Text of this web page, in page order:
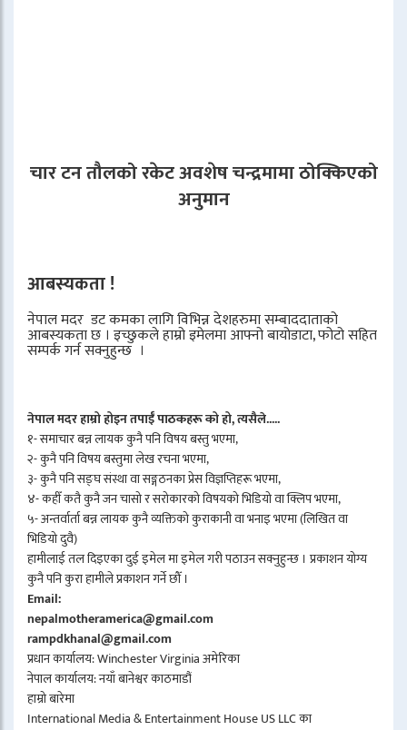
चार टन तौलको रकेट अवशेष चन्द्रमामा ठोक्किएको
अनुमान
आबस्यकता !
नेपाल मदर डट कमका लागि विभिन्न देशहरुमा सम्बाददाताको
आबस्यकता छ । इच्छुकले हाम्रो इमेलमा आफ्नो बायोडाटा, फोटो सहित
सम्पर्क गर्न सक्नुहुन्छ ।
नेपाल मदर हाम्रो होइन तपाईँ पाठकहरू को हो, त्यसैले.....
१- समाचार बन्न लायक कुनै पनि विषय बस्तु भएमा,
२- कुनै पनि विषय बस्तुमा लेख रचना भएमा,
३- कुनै पनि सङ्घ संस्था वा सङ्गठनका प्रेस विज्ञप्तिहरू भएमा,
४- कहीँ कतै कुनै जन चासो र सरोकारको विषयको भिडियो वा क्लिप भएमा,
५- अन्तर्वार्ता बन्न लायक कुनै व्यक्तिको कुराकानी वा भनाइ भएमा (लिखित वा
भिडियो दुवै)
हामीलाई तल दिइएका दुई इमेल मा इमेल गरी पठाउन सक्नुहुन्छ । प्रकाशन योग्य
कुनै पनि कुरा हामीले प्रकाशन गर्ने छौँ ।
Email:
nepalmotheramerica@gmail.com
rampdkhanal@gmail.com
प्रधान कार्यालय: Winchester Virginia अमेरिका
नेपाल कार्यालय: नयाँ बानेश्वर काठमाडौं
हाम्रो बारेमा
International Media & Entertainment House US LLC का